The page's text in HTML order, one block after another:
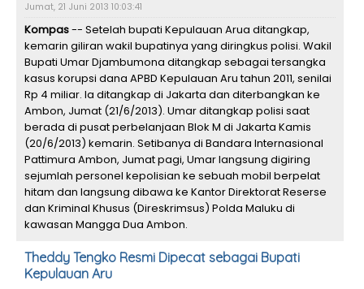
Jumat, 21 Juni 2013 10:03:41
Kompas-- Setelah bupati Kepulauan Arua ditangkap,
kemarin giliran wakil bupatinya yang diringkus polisi. Wakil
Bupati Umar Djambumona ditangkap sebagai tersangka
kasus korupsi dana APBD Kepulauan Aru tahun 2011, senilai
Rp 4 miliar. Ia ditangkap di Jakarta dan diterbangkan ke
Ambon, Jumat (21/6/2013). Umar ditangkap polisi saat
berada di pusat perbelanjaan Blok M di Jakarta Kamis
(20/6/2013) kemarin. Setibanya di Bandara Internasional
Pattimura Ambon, Jumat pagi, Umar langsung digiring
sejumlah personel kepolisian ke sebuah mobil berpelat
hitam dan langsung dibawa ke Kantor Direktorat Reserse
dan Kriminal Khusus (Direskrimsus) Polda Maluku di
kawasan Mangga Dua Ambon.
Theddy Tengko Resmi Dipecat sebagai Bupati
Kepulauan Aru